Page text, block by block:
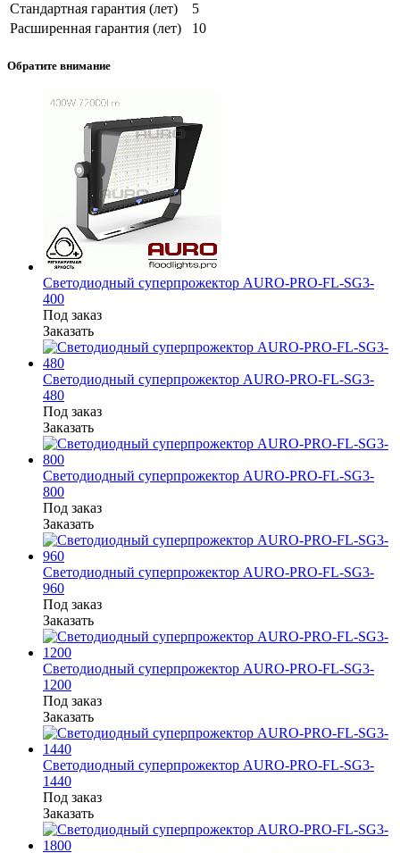
Стандартная гарантия (лет)
5
Расширенная гарантия (лет)
10
Обратите внимание
Светодиодный суперпрожектор AURO-PRO-FL-SG3-
400
Под заказ
Заказать
Светодиодный суперпрожектор AURO-PRO-FL-SG3-
480
Под заказ
Заказать
Светодиодный суперпрожектор AURO-PRO-FL-SG3-
800
Под заказ
Заказать
Светодиодный суперпрожектор AURO-PRO-FL-SG3-
960
Под заказ
Заказать
Светодиодный суперпрожектор AURO-PRO-FL-SG3-
1200
Под заказ
Заказать
Светодиодный суперпрожектор AURO-PRO-FL-SG3-
1440
Под заказ
Заказать